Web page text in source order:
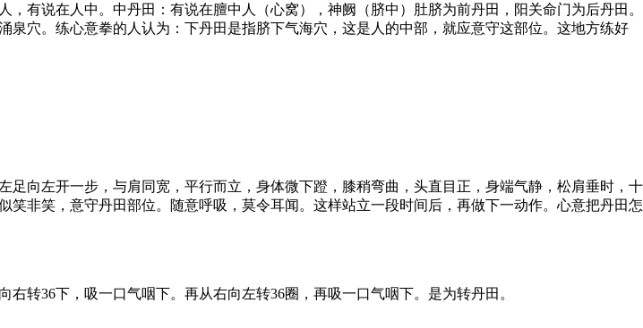
说在人中。中丹田：有说在膻中人（心窝），神阙（脐中）肚脐为前丹田，阳关命门为后丹田。
穴。练心意拳的人认为：下丹田是指脐下气海穴，这是人的中部，就应意守这部位。这地方练好
左开一步，与肩同宽，平行而立，身体微下蹬，膝稍弯曲，头直目正，身端气静，松肩垂时，十
非笑，意守丹田部位。随意呼吸，莫令耳闻。这样站立一段时间后，再做下一动作。心意把丹田怎
36下，吸一口气咽下。再从右向左转36圈，再吸一口气咽下。是为转丹田。